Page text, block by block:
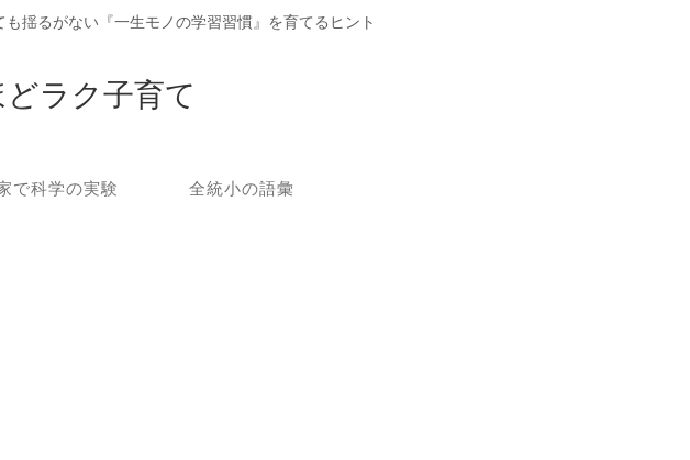
揺るがない『一生モノの学習習慣』を育てるヒント
ラク子育て
で科学の実験 全統小の語彙